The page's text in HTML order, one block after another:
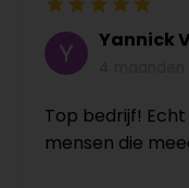
Yannick
Top bedrijf!
mensen die